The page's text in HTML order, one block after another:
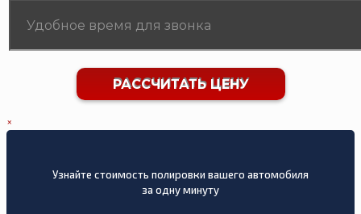
×
Узнайте стоимость полировки вашего автомобиля
за одну минуту